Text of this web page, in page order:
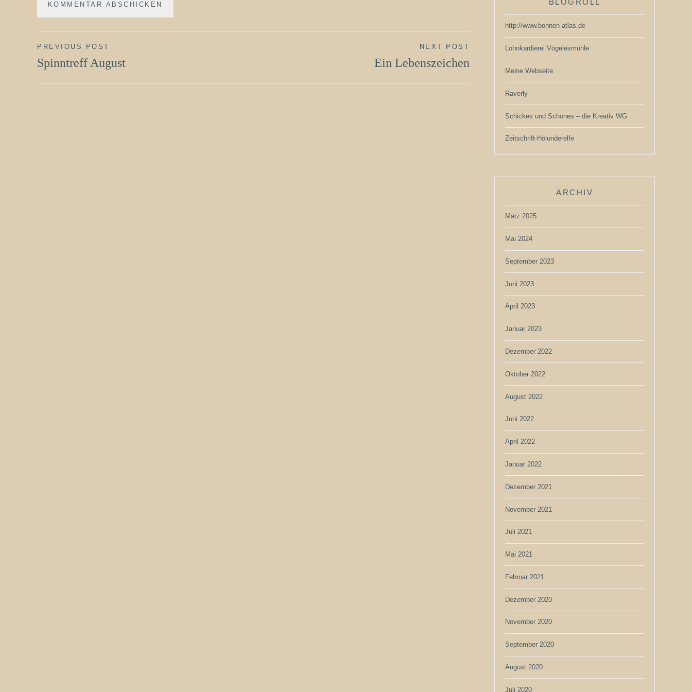
Beitragsnavigation
PREVIOUS POST
Spinntreff August
NEXT POST
Ein Lebenszeichen
BLOGROLL
http://www.bohnen-atlas.de
Lohnkardierei Vögelesmühle
Meine Webseite
Raverly
Schickes und Schönes – die Kreativ WG
Zeitschrift-Holunderelfe
ARCHIV
März 2025
Mai 2024
September 2023
Juni 2023
April 2023
Januar 2023
Dezember 2022
Oktober 2022
August 2022
Juni 2022
April 2022
Januar 2022
Dezember 2021
November 2021
Juli 2021
Mai 2021
Februar 2021
Dezember 2020
November 2020
September 2020
August 2020
Juli 2020